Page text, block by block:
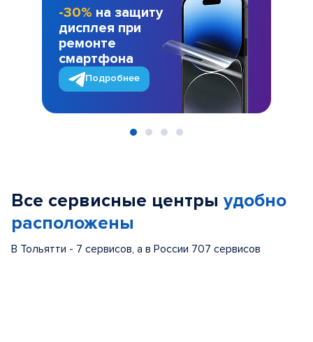
-30% на защиту
дисплея при
ремонте
смартфона
Подробнее
Все сервисные центры удобно
расположены
В Тольятти - 7 сервисов, а в России 707 сервисов